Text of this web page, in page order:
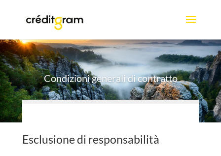
Condizioni generali di contratto
Esclusione di responsabilità